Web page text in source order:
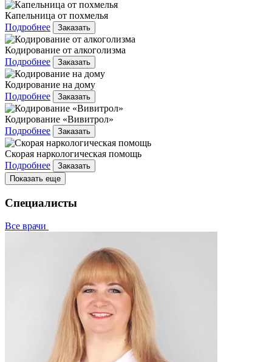
Капельница от похмелья
Подробнее
Заказать
Кодирование от алкоголизма
Подробнее
Заказать
Кодирование на дому
Подробнее
Заказать
Кодирование «Вивитрол»
Подробнее
Заказать
Скорая наркологическая помощь
Подробнее
Заказать
Показать еще
Специалисты
Все врачи